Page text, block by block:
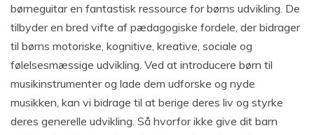
børneguitar en fantastisk ressource for børns udvikling. De
tilbyder en bred vifte af pædagogiske fordele, der bidrager
til børns motoriske, kognitive, kreative, sociale og
følelsesmæssige udvikling. Ved at introducere børn til
musikinstrumenter og lade dem udforske og nyde
musikken, kan vi bidrage til at berige deres liv og styrke
deres generelle udvikling. Så hvorfor ikke give dit barn